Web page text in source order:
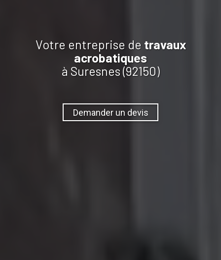
Votre entreprise de travaux
acrobatiques
à Suresnes (92150)
Demander un devis